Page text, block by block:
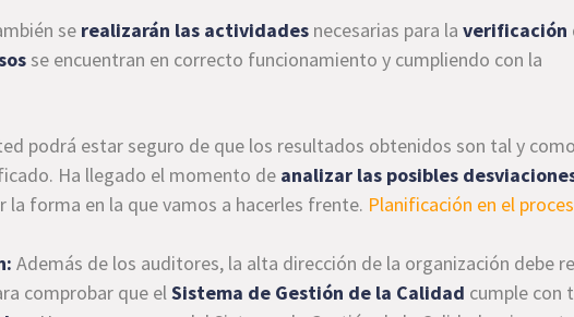
se realizarán las actividades necesarias para laverificación
se encuentran en correcto funcionamiento y cumpliendo con la
podrá estar seguro de que los resultados obtenidos son tal y
Ha llegado el momento de analizar las posibles
la forma en la que vamos a hacerles frente. Planificación en el
Además de los auditores, la alta dirección de la organización debe
comprobar que elSistema de Gestión de la Calidad cumple con